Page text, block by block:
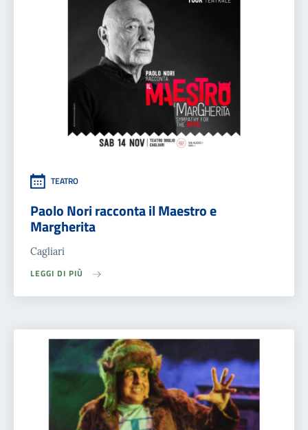
TEATRO
Paolo Nori racconta il Maestro e
Margherita
Cagliari
LEGGI DI PIÙ